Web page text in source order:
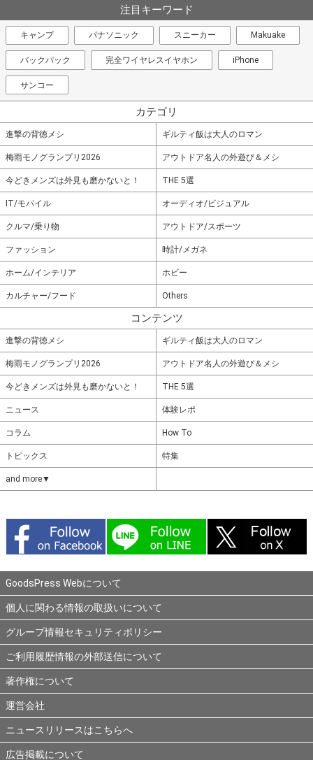
注目キーワード
キャンプ パナソニック スニーカー Makuake
バックパック 完全ワイヤレスイヤホン iPhone
サンコー
カテゴリ
進撃の背徳メシ ギルティ飯は大人のロマン
梅雨モノグランプリ2026 アウトドア名人の外遊び＆メシ
今どきメンズは外見も磨かないと！ THE 5選
IT/モバイル オーディオ/ビジュアル
クルマ/乗り物 アウトドア/スポーツ
ファッション 時計/メガネ
ホーム/インテリア ホビー
カルチャー/フード Others
コンテンツ
進撃の背徳メシ ギルティ飯は大人のロマン
梅雨モノグランプリ2026 アウトドア名人の外遊び＆メシ
今どきメンズは外見も磨かないと！ THE 5選
ニュース 体験レポ
コラム How To
トピックス 特集
and more▼
GoodsPress Webについて
個人に関わる情報の取扱いについて
グループ情報セキュリティポリシー
ご利用履歴情報の外部送信について
著作権について
運営会社
ニュースリリースはこちらへ
広告掲載について